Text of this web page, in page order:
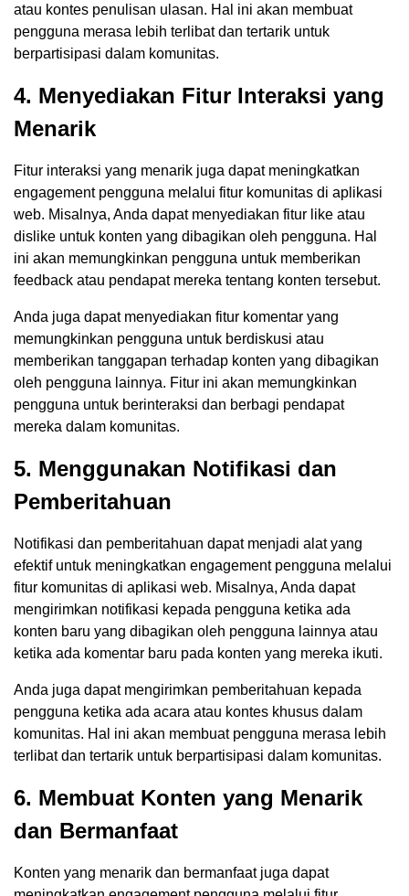
atau kontes penulisan ulasan. Hal ini akan membuat
pengguna merasa lebih terlibat dan tertarik untuk
berpartisipasi dalam komunitas.
4. Menyediakan Fitur Interaksi yang
Menarik
Fitur interaksi yang menarik juga dapat meningkatkan
engagement pengguna melalui fitur komunitas di aplikasi
web. Misalnya, Anda dapat menyediakan fitur like atau
dislike untuk konten yang dibagikan oleh pengguna. Hal
ini akan memungkinkan pengguna untuk memberikan
feedback atau pendapat mereka tentang konten tersebut.
Anda juga dapat menyediakan fitur komentar yang
memungkinkan pengguna untuk berdiskusi atau
memberikan tanggapan terhadap konten yang dibagikan
oleh pengguna lainnya. Fitur ini akan memungkinkan
pengguna untuk berinteraksi dan berbagi pendapat
mereka dalam komunitas.
5. Menggunakan Notifikasi dan
Pemberitahuan
Notifikasi dan pemberitahuan dapat menjadi alat yang
efektif untuk meningkatkan engagement pengguna melalui
fitur komunitas di aplikasi web. Misalnya, Anda dapat
mengirimkan notifikasi kepada pengguna ketika ada
konten baru yang dibagikan oleh pengguna lainnya atau
ketika ada komentar baru pada konten yang mereka ikuti.
Anda juga dapat mengirimkan pemberitahuan kepada
pengguna ketika ada acara atau kontes khusus dalam
komunitas. Hal ini akan membuat pengguna merasa lebih
terlibat dan tertarik untuk berpartisipasi dalam komunitas.
6. Membuat Konten yang Menarik
dan Bermanfaat
Konten yang menarik dan bermanfaat juga dapat